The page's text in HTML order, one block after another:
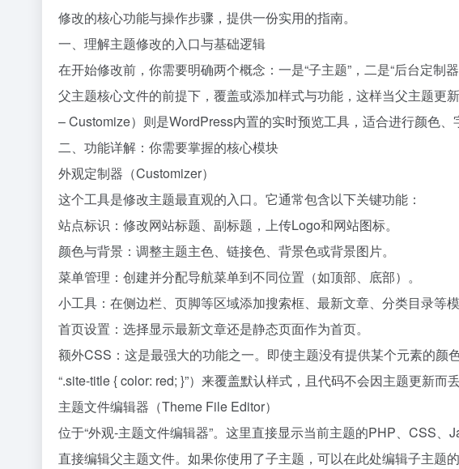
修改的核心功能与操作步骤，提供一份实用的指南。
一、理解主题修改的入口与基础逻辑
在开始修改前，你需要明确两个概念：一是“子主题”，二是“后台定制
父主题核心文件的前提下，覆盖或添加样式与功能，这样当父主题更
– Customize）则是WordPress内置的实时预览工具，适合进行颜色、
二、功能详解：你需要掌握的核心模块
外观定制器（Customizer）
这个工具是修改主题最直观的入口。它通常包含以下关键功能：
站点标识：修改网站标题、副标题，上传Logo和网站图标。
颜色与背景：调整主题主色、链接色、背景色或背景图片。
菜单管理：创建并分配导航菜单到不同位置（如顶部、底部）。
小工具：在侧边栏、页脚等区域添加搜索框、最新文章、分类目录等模
首页设置：选择显示最新文章还是静态页面作为首页。
额外CSS：这是最强大的功能之一。即使主题没有提供某个元素的颜
“.site-title { color: red; }”）来覆盖默认样式，且代码不会因主题更新而丢
主题文件编辑器（Theme File Editor）
位于“外观-主题文件编辑器”。这里直接显示当前主题的PHP、CSS
直接编辑父主题文件。如果你使用了子主题，可以在此处编辑子主题